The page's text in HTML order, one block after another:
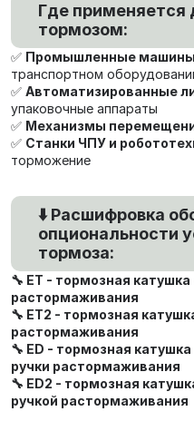
Где применяется
тормозом:
✅ Промышленные машины
транспортном
✅ Автоматизированные
упаковочные аппараты
✅ Механизмы
✅ Станки ЧПУ и
торможение
⬇️ Расшифровка
опциональности
тормоза:
🔧 ET - тормозная катушка
растормаживания
🔧 ET2 - тормозная
растормаживания
🔧 ED - тормозная катушка
ручки растормаживания
🔧 ED2 - тормозная
ручкой растормаживания